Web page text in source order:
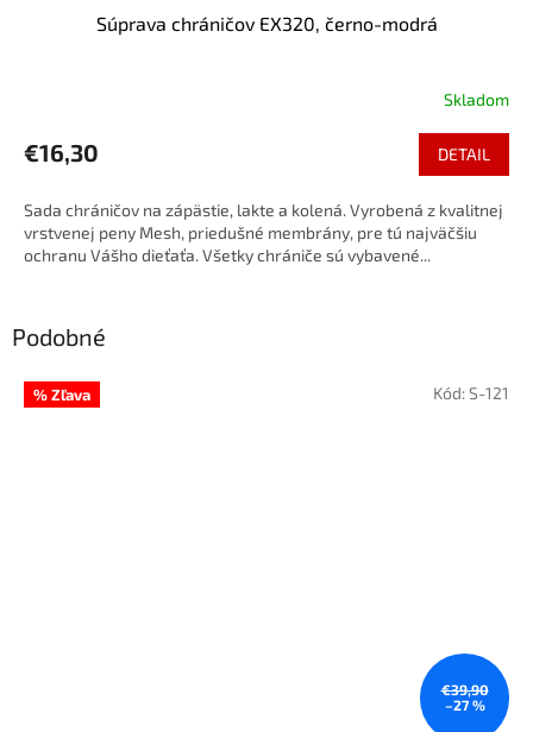
Súprava chráničov EX320, černo-modrá
Skladom
€16,30 DETAIL
Sada chráničov na zápästie, lakte a kolená. Vyrobená z kvalitnej
vrstvenej peny Mesh, priedušné membrány, pre tú najväčšiu
ochranu Vášho dieťaťa. Všetky chrániče sú vybavené...
Podobné
% Zľava
€39,90
–27 %
Kód:S-121